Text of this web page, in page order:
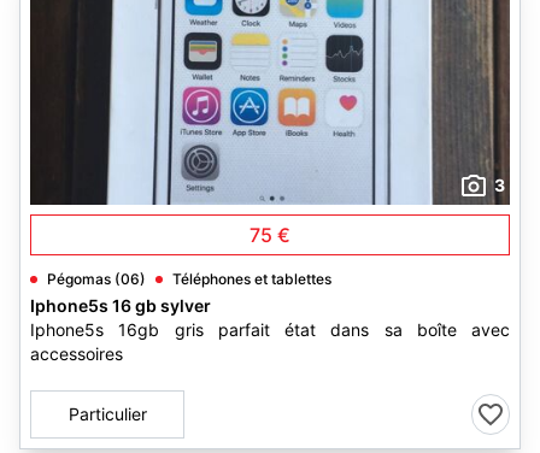
3
75 €
Pégomas (06) Téléphones et tablettes
Iphone5s 16 gb sylver
Iphone5s 16gb gris parfait état dans sa boîte avec
accessoires
Particulier